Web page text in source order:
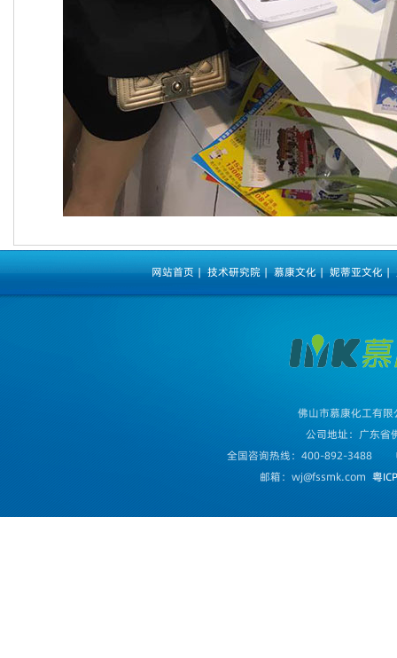
网站首页 | 技术研究院 | 慕康文化 | 妮蒂亚文化 |
佛山市慕康化工有限
公司地址：广东省
全国咨询热线：400-892-3488
邮箱：wj@fssmk.com 粤